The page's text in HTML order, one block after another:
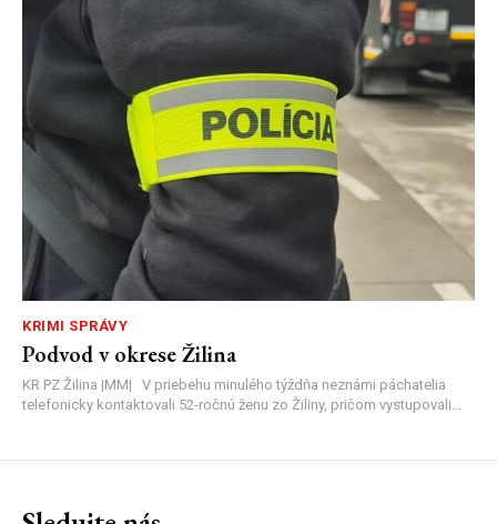
KRIMI SPRÁVY
Podvod v okrese Žilina
KR PZ Žilina |MM| V priebehu minulého týždňa neznámi páchatelia
telefonicky kontaktovali 52-ročnú ženu zo Žiliny, pričom vystupovali...